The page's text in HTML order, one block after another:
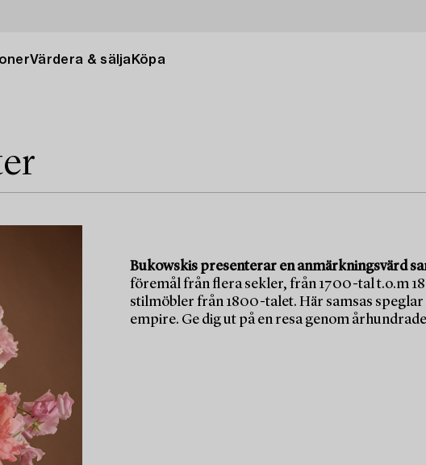
Värdera & sälja Köpa
Bukowskis presenterar en anmärkningsvärd
föremål från flera sekler, från 1700-tal t.o.m
stilmöbler från 1800-talet. Här samsas
empire. Ge dig ut på en resa genom